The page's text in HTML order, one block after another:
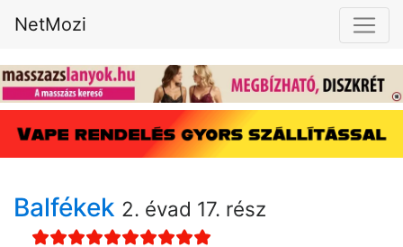
NetMozi
Balfékek 2. évad 17. rész